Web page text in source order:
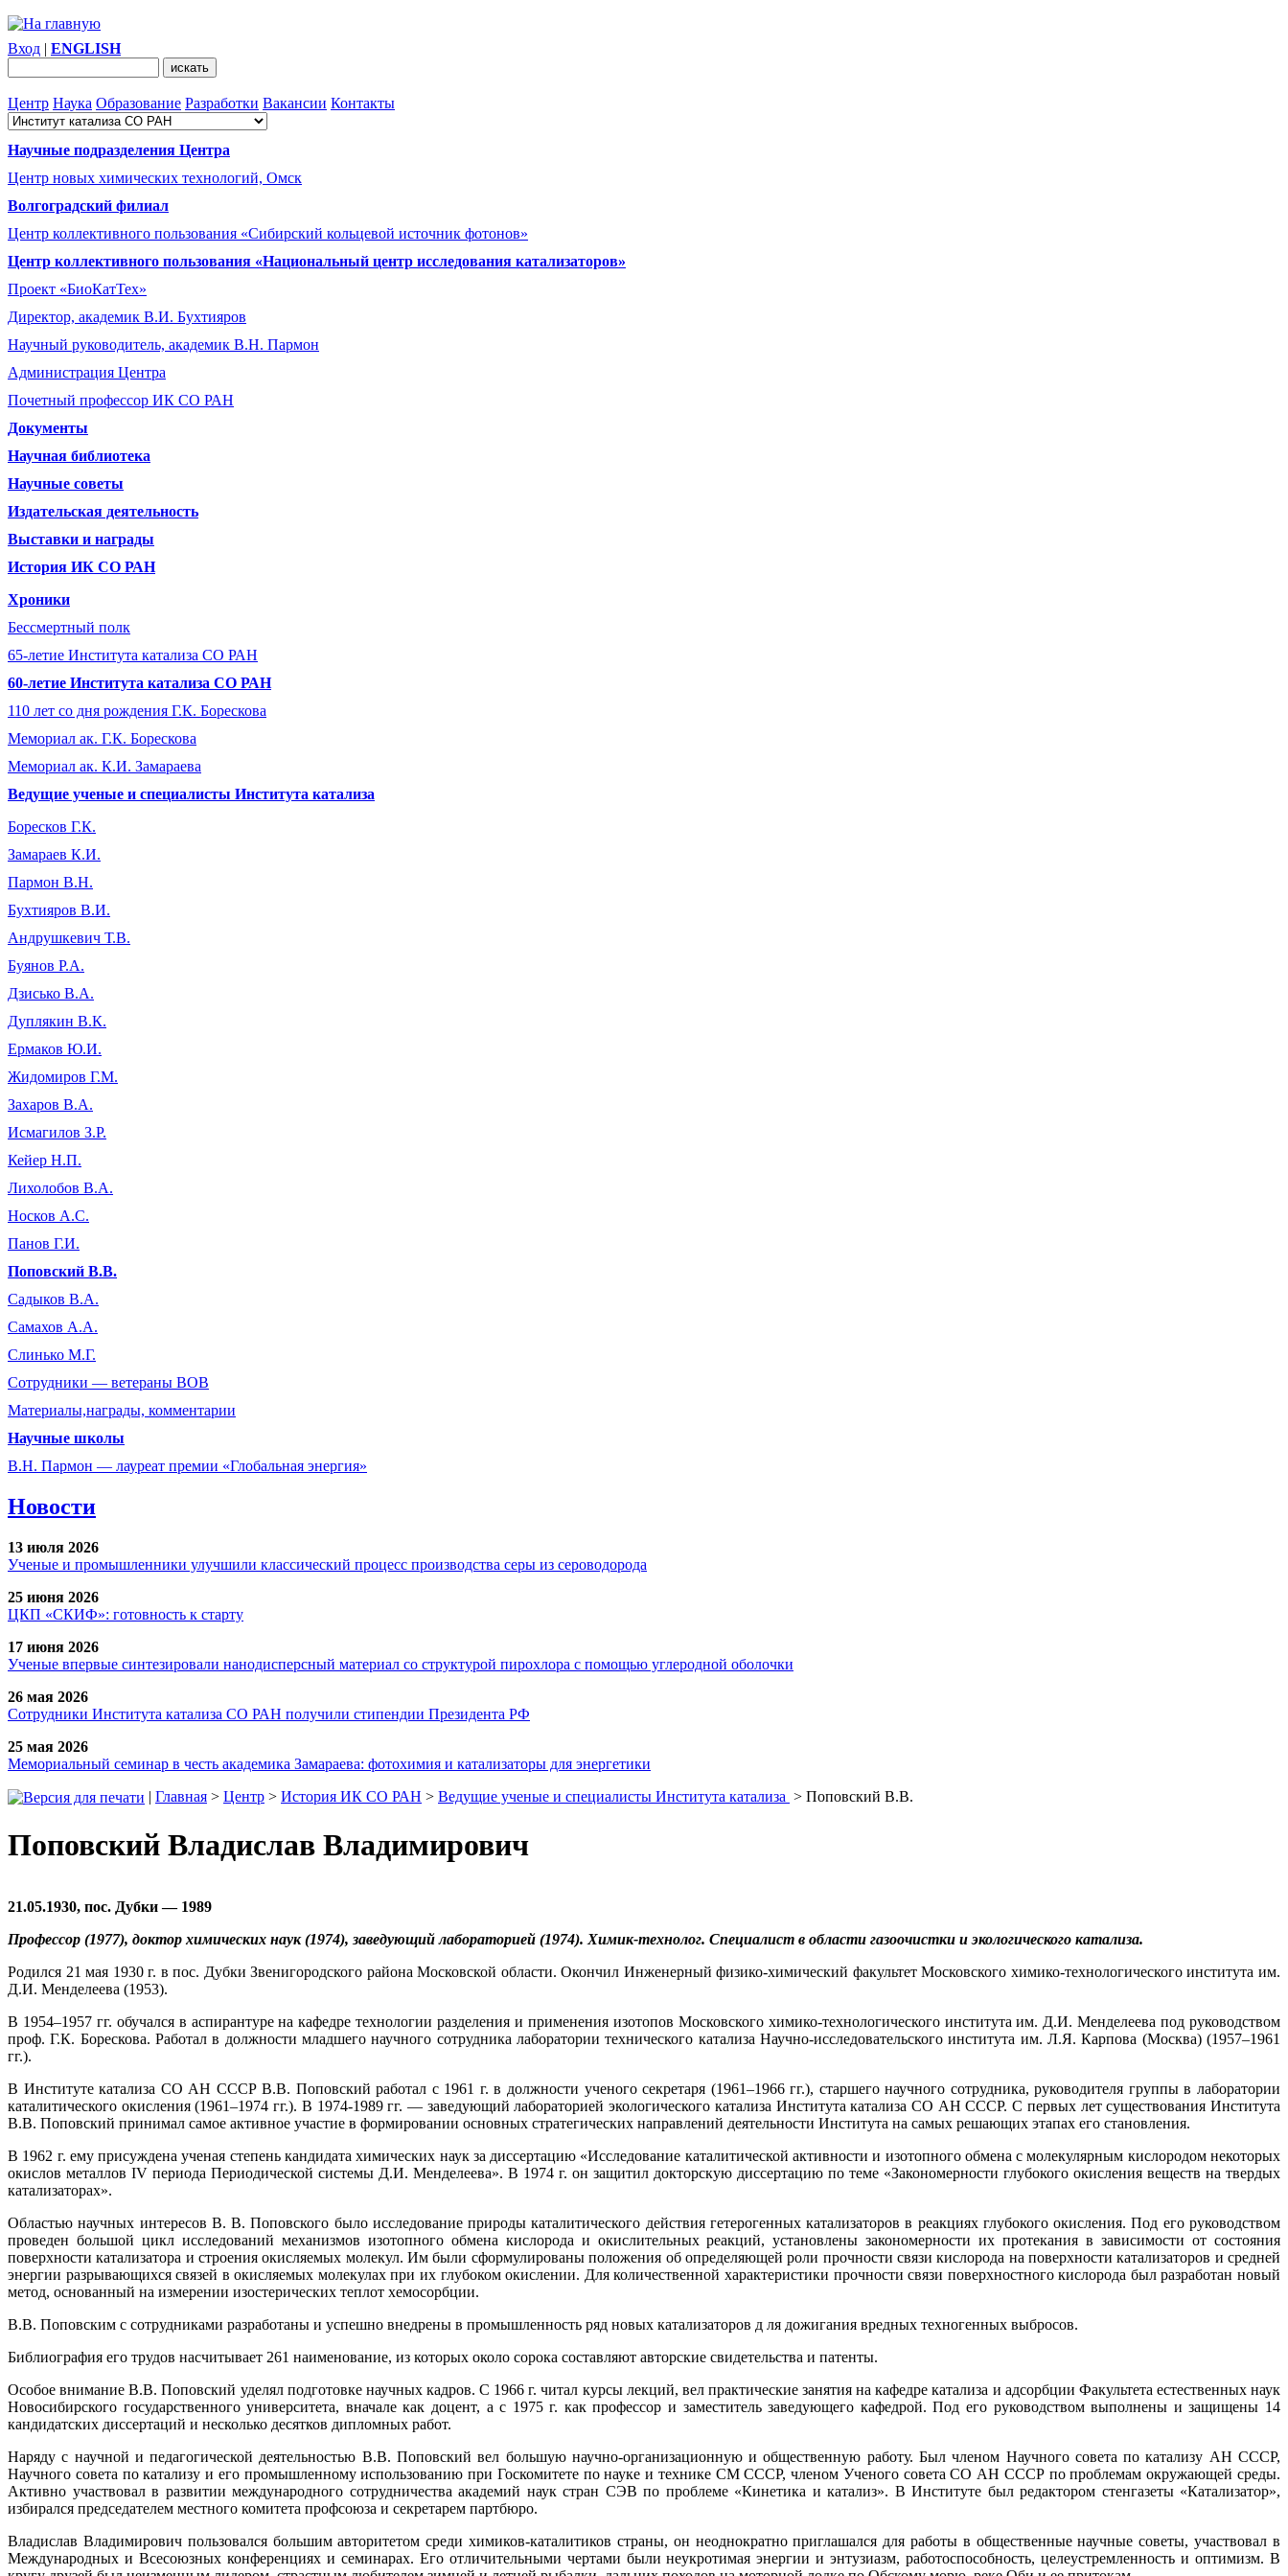
Вход | ENGLISH
Центр Наука Образование Разработки Вакансии Контакты
Научные подразделения Центра
Центр новых химических технологий, Омск
Волгоградский филиал
Центр коллективного пользования «Сибирский кольцевой источник фотонов»
Центр коллективного пользования «Национальный центр исследования катализаторов»
Проект «БиоКатТех»
Директор, академик В.И. Бухтияров
Научный руководитель, академик В.Н. Пармон
Администрация Центра
Почетный профессор ИК СО РАН
Документы
Научная библиотека
Научные советы
Издательская деятельность
Выставки и награды
История ИК СО РАН
Хроники
Бессмертный полк
65-летие Института катализа СО РАН
60-летие Института катализа СО РАН
110 лет со дня рождения Г.К. Борескова
Мемориал ак. Г.К. Борескова
Мемориал ак. К.И. Замараева
Ведущие ученые и специалисты Института катализа
Боресков Г.К.
Замараев К.И.
Пармон В.Н.
Бухтияров В.И.
Андрушкевич Т.В.
Буянов Р.А.
Дзисько В.А.
Дуплякин В.К.
Ермаков Ю.И.
Жидомиров Г.М.
Захаров В.А.
Исмагилов З.Р.
Кейер Н.П.
Лихолобов В.А.
Носков А.С.
Панов Г.И.
Поповский В.В.
Садыков В.А.
Самахов А.А.
Слинько М.Г.
Сотрудники ― ветераны ВОВ
Материалы,награды, комментарии
Научные школы
В.Н. Пармон — лауреат премии «Глобальная энергия»
Новости
13 июля 2026
Ученые и промышленники улучшили классический процесс производства серы из сероводорода
25 июня 2026
ЦКП «СКИФ»: готовность к старту
17 июня 2026
Ученые впервые синтезировали нанодисперсный материал со структурой пирохлора с помощью углеродной оболочки
26 мая 2026
Сотрудники Института катализа СО РАН получили стипендии Президента РФ
25 мая 2026
Мемориальный семинар в честь академика Замараева: фотохимия и катализаторы для энергетики
| Главная > Центр > История ИК СО РАН > Ведущие ученые и специалисты Института катализа > Поповский В.В.
Поповский Владислав Владимирович
21.05.1930, пос. Дубки — 1989
Профессор (1977), доктор химических наук (1974), заведующий лабораторией (1974). Химик-технолог. Специалист в области газоочистки и экологического катализа.
Родился 21 мая 1930 г. в пос. Дубки Звенигородского района Московской области. Окончил Инженерный физико-химический факультет Московского химико-технологического института им.
Д.И. Менделеева (1953).
В 1954–1957 гг. обучался в аспирантуре на кафедре технологии разделения и применения изотопов Московского химико-технологического института им. Д.И. Менделеева под руководством
проф. Г.К. Борескова. Работал в должности младшего научного сотрудника лаборатории технического катализа Научно-исследовательского института им. Л.Я. Карпова (Москва) (1957–1961
гг.).
В Институте катализа СО АН СССР В.В. Поповский работал с 1961 г. в должности ученого секретаря (1961–1966 гг.), старшего научного сотрудника, руководителя группы в лаборатории
каталитического окисления (1961–1974 гг.). В 1974-1989 гг. — заведующий лабораторией экологического катализа Института катализа СО АН СССР. С первых лет существования Института
В.В. Поповский принимал самое активное участие в формировании основных стратегических направлений деятельности Института на самых решающих этапах его становления.
В 1962 г. ему присуждена ученая степень кандидата химических наук за диссертацию «Исследование каталитической активности и изотопного обмена с молекулярным кислородом некоторых
окислов металлов IV периода Периодической системы Д.И. Менделеева». В 1974 г. он защитил докторскую диссертацию по теме «Закономерности глубокого окисления веществ на твердых
катализаторах».
Областью научных интересов В. В. Поповского было исследование природы каталитического действия гетерогенных катализаторов в реакциях глубокого окисления. Под его руководством
проведен большой цикл исследований механизмов изотопного обмена кислорода и окислительных реакций, установлены закономерности их протекания в зависимости от состояния
поверхности катализатора и строения окисляемых молекул. Им были сформулированы положения об определяющей роли прочности связи кислорода на поверхности катализаторов и средней
энергии разрывающихся связей в окисляемых молекулах при их глубоком окислении. Для количественной характеристики прочности связи поверхностного кислорода был разработан новый
метод, основанный на измерении изостерических теплот хемосорбции.
В.В. Поповским с сотрудниками разработаны и успешно внедрены в промышленность ряд новых катализаторов д ля дожигания вредных техногенных выбросов.
Библиография его трудов насчитывает 261 наименование, из которых около сорока составляют авторские свидетельства и патенты.
Особое внимание В.В. Поповский уделял подготовке научных кадров. С 1966 г. читал курсы лекций, вел практические занятия на кафедре катализа и адсорбции Факультета естественных наук
Новосибирского государственного университета, вначале как доцент, а с 1975 г. как профессор и заместитель заведующего кафедрой. Под его руководством выполнены и защищены 14
кандидатских диссертаций и несколько десятков дипломных работ.
Наряду с научной и педагогической деятельностью В.В. Поповский вел большую научно-организационную и общественную работу. Был членом Научного совета по катализу АН СССР,
Научного совета по катализу и его промышленному использованию при Госкомитете по науке и технике СМ СССР, членом Ученого совета СО АН СССР по проблемам окружающей среды.
Активно участвовал в развитии международного сотрудничества академий наук стран СЭВ по проблеме «Кинетика и катализ». В Институте был редактором стенгазеты «Катализатор»,
избирался председателем местного комитета профсоюза и секретарем партбюро.
Владислав Владимирович пользовался большим авторитетом среди химиков-каталитиков страны, он неоднократно приглашался для работы в общественные научные советы, участвовал в
Международных и Всесоюзных конференциях и семинарах. Его отличительными чертами были неукротимая энергии и энтузиазм, работоспособность, целеустремленность и оптимизм. В